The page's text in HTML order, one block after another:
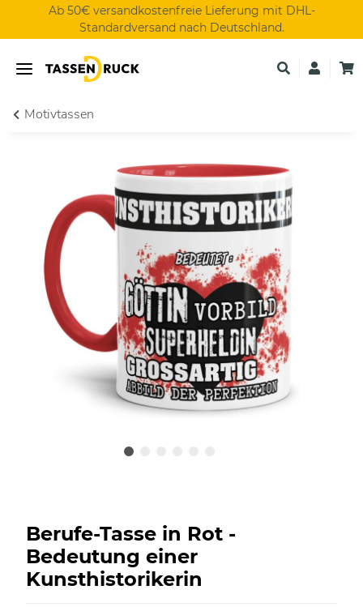
Ab 50€ versandkostenfreie Lieferung mit DHL-
Standardversand nach Deutschland.
Motivtassen
Berufe-Tasse in Rot -
Bedeutung einer
Kunsthistorikerin